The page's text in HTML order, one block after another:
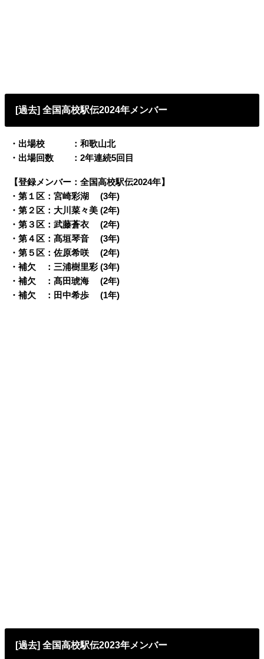
[過去] 全国高校駅伝2024年メンバー
・出場校 ：和歌山北
・出場回数 ：2年連続5回目
【登録メンバー：全国高校駅伝2024年】
・第１区：宮崎彩湖 (3年)
・第２区：大川菜々美 (2年)
・第３区：武藤蒼衣 (2年)
・第４区：髙垣琴音 (3年)
・第５区：佐原希咲 (2年)
・補欠 ：三浦樹里彩 (3年)
・補欠 ：髙田琥海 (2年)
・補欠 ：田中希歩 (1年)
[過去] 全国高校駅伝2023年メンバー